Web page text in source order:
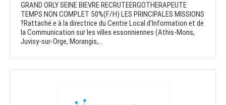
GRAND ORLY SEINE BIEVRE RECRUTEERGOTHERAPEUTE
TEMPS NON COMPLET 50%(F/H) LES PRINCIPALES MISSIONS
?Rattaché.e à la directrice du Centre Local d’Information et de
la Communication sur les villes essonniennes (Athis-Mons,
Juvisy-sur-Orge, Morangis,...